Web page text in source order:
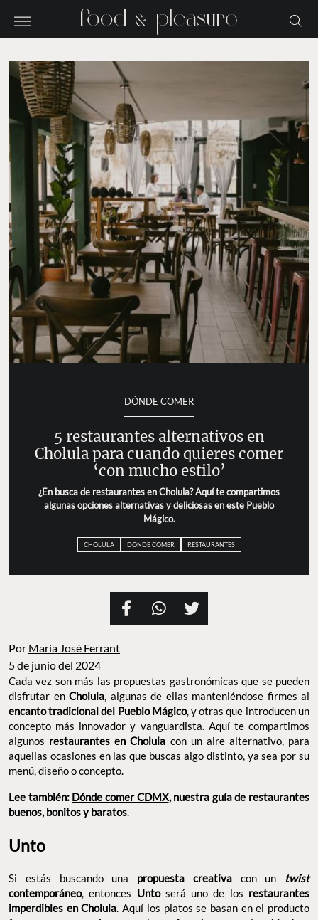
DÓNDE COMER
5 restaurantes alternativos en
Cholula para cuando quieres comer
‘con mucho estilo’
¿En busca de restaurantes en Cholula? Aquí te compartimos
algunas opciones alternativas y deliciosas en este Pueblo
Mágico.
CHOLULA DÓNDE COMER RESTAURANTES
Por María José Ferrant
5 de junio del 2024
Cada vez son más las propuestas gastronómicas que se pueden
disfrutar en Cholula, algunas de ellas manteniéndose firmes al
encanto tradicional del Pueblo Mágico, y otras que introducen un
concepto más innovador y vanguardista. Aquí te compartimos
algunos restaurantes en Cholula con un aire alternativo, para
aquellas ocasiones en las que buscas algo distinto, ya sea por su
menú, diseño o concepto.
Lee también: Dónde comer CDMX, nuestra guía de restaurantes
buenos, bonitos y baratos.
Unto
Si estás buscando una propuesta creativacon un
twist
contemporáneo, entonces Untoserá uno de los restaurantes
imperdibles en Cholula. Aquí los platos se basan en el producto